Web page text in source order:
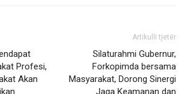
Profesi,
Akan
Artikulli tjetër
Silaturahmi Gubernur,
Forkopimda bersama
Masyarakat, Dorong Sinergi
Jaga Keamanan dan